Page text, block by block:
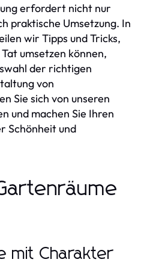
erfordert nicht nur
praktische Umsetzung. In
wir Tipps und Tricks,
umsetzen können,
der richtigen
von
Sie sich von unseren
und machen Sie Ihren
Schönheit und
mit Charakter